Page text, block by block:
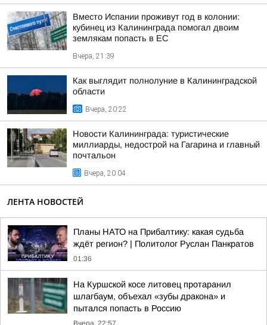
Вместо Испании проживут год в колонии:
кубинец из Калининграда помогал двоим
землякам попасть в ЕС
Вчера, 21:39
Как выглядит полнолуние в Калининградской
области
Вчера, 20:22
Новости Калининграда: туристические
миллиарды, недострой на Гагарина и главный
почтальон
Вчера, 20:04
ЛЕНТА НОВОСТЕЙ
Планы НАТО на Прибалтику: какая судьба
ждёт регион? | Политолог Руслан Панкратов
01:36
На Куршской косе литовец протаранил
шлагбаум, объехал «зубы дракона» и
пытался попасть в Россию
Вчера, 22:57